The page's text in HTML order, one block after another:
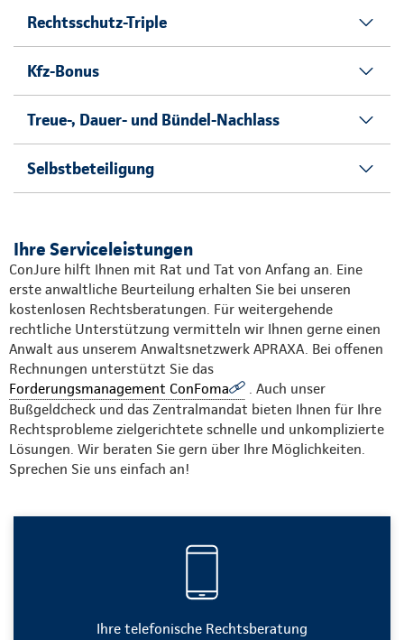
Rechtsschutz-Triple
Kfz-Bonus
Treue-, Dauer- und Bündel-Nachlass
Selbstbeteiligung
Ihre Serviceleistungen
ConJure hilft Ihnen mit Rat und Tat von Anfang an. Eine
erste anwaltliche Beurteilung erhalten Sie bei unseren
kostenlosen Rechtsberatungen. Für weitergehende
rechtliche Unterstützung vermitteln wir Ihnen gerne einen
Anwalt aus unserem Anwaltsnetzwerk APRAXA. Bei offenen
Rechnungen unterstützt Sie das
Forderungsmanagement ConFoma
. Auch unser
Bußgeldcheck und das Zentralmandat bieten Ihnen für Ihre
Rechtsprobleme zielgerichtete schnelle und unkomplizierte
Lösungen. Wir beraten Sie gern über Ihre Möglichkeiten.
Sprechen Sie uns einfach an!
Ihre telefonische Rechtsberatung